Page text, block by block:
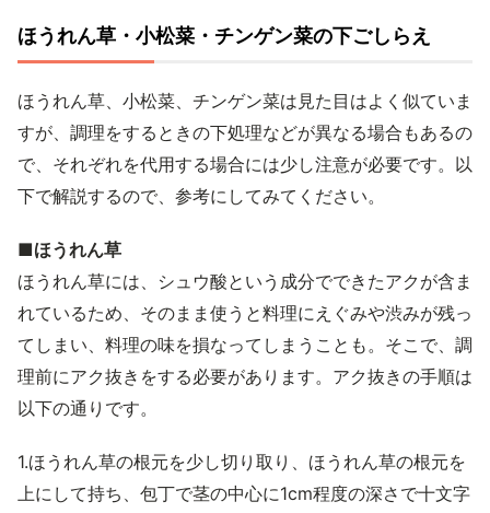
ほうれん草・小松菜・チンゲン菜の下ごしらえ
ほうれん草、小松菜、チンゲン菜は見た目はよく似ていま
すが、調理をするときの下処理などが異なる場合もあるの
で、それぞれを代用する場合には少し注意が必要です。以
下で解説するので、参考にしてみてください。
■ほうれん草
ほうれん草には、シュウ酸という成分でできたアクが含ま
れているため、そのまま使うと料理にえぐみや渋みが残っ
てしまい、料理の味を損なってしまうことも。そこで、調
理前にアク抜きをする必要があります。アク抜きの手順は
以下の通りです。
1.ほうれん草の根元を少し切り取り、ほうれん草の根元を
上にして持ち、包丁で茎の中心に1cm程度の深さで十文字